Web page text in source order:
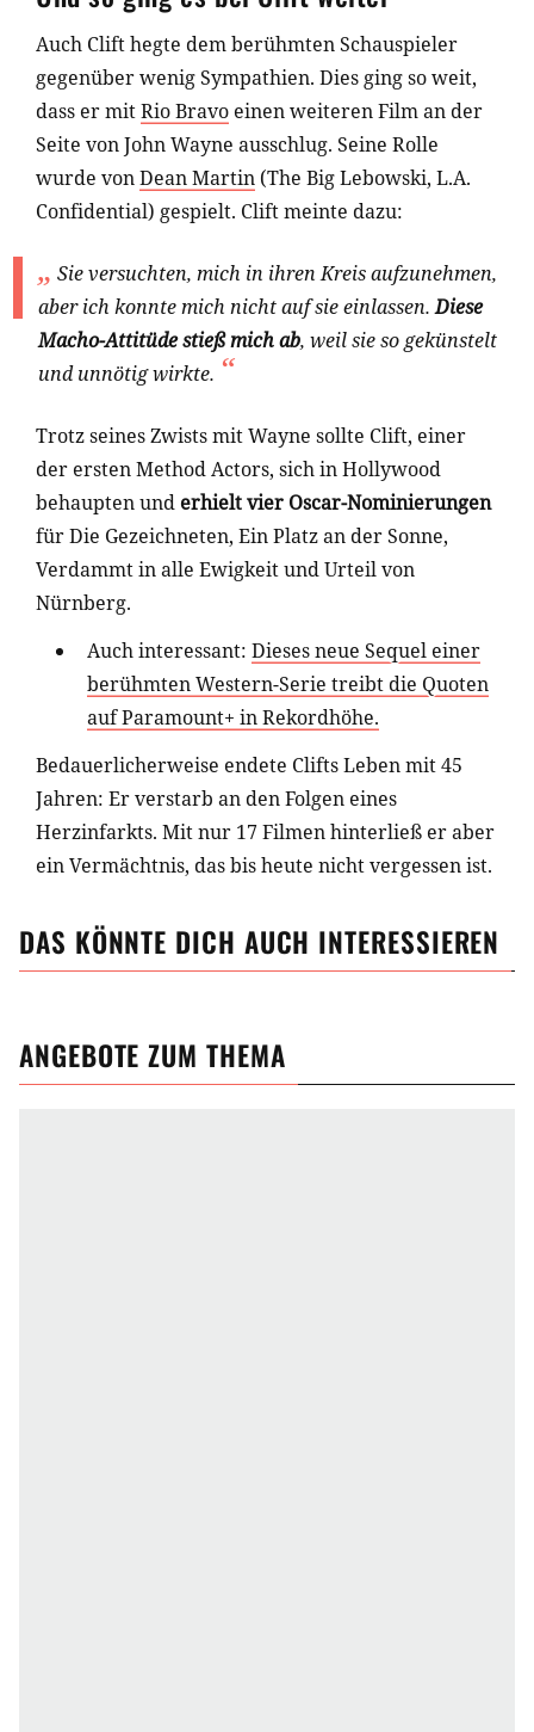
Auch Clift hegte dem berühmten Schauspieler
gegenüber wenig Sympathien. Dies ging so weit,
dass er mitRio Bravo einen weiteren Film an der
Seite von John Wayne ausschlug. Seine Rolle
wurde vonDean Martin (The Big Lebowski, L.A.
Confidential) gespielt. Clift meinte dazu:
Sie versuchten, mich in ihren Kreis aufzunehmen,
aber ich konnte mich nicht auf sie einlassen.Diese
Macho-Attitüde stieß mich ab, weil sie so gekünstelt
und unnötig wirkte.
Trotz seines Zwists mit Wayne sollte Clift, einer
der ersten Method Actors, sich in Hollywood
behaupten und erhielt vier Oscar-Nominierungen
für Die Gezeichneten, Ein Platz an der Sonne,
Verdammt in alle Ewigkeit und Urteil von
Nürnberg.
Auch interessant: Dieses neue Sequel einer
berühmten Western-Serie treibt die Quoten
auf Paramount+ in Rekordhöhe.
Bedauerlicherweise endete Clifts Leben mit 45
Jahren: Er verstarb an den Folgen eines
Herzinfarkts. Mit nur 17 Filmen hinterließ er aber
ein Vermächtnis, das bis heute nicht vergessen ist.
DAS KÖNNTE DICH AUCH INTERESSIEREN
ANGEBOTE ZUM THEMA